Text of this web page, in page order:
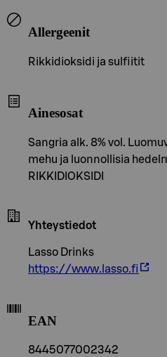
Allergeenit
Rikkidioksidi ja sulfiitit
Ainesosat
Sangria alk. 8% vol.
mehu ja luonnollisia
RIKKIDIOKSIDI
Yhteystiedot
Lasso Drinks
https://www.lasso.fi
EAN
8445077002342